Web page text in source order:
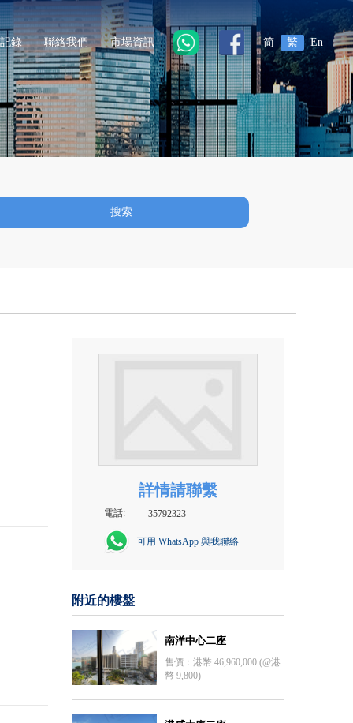
简 繁 En
錄 聯絡我們 市場資訊
搜索
詳情請聯繫
電話: 35792323
可用 WhatsApp 與我聯絡
附近的樓盤
南洋中心二座
售價：港幣 46,960,000 (@港
幣 9,800)